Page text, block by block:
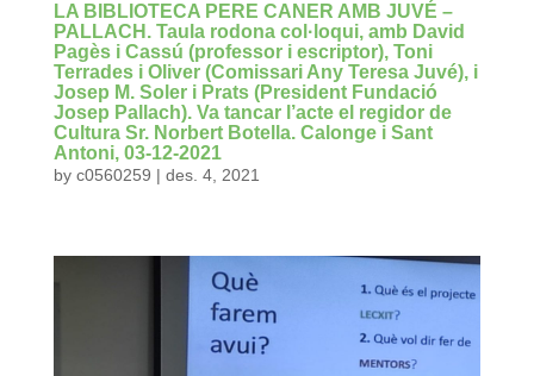
LA BIBLIOTECA PERE CANER AMB JUVÉ –
PALLACH. Taula rodona col·loqui, amb David
Pagès i Cassú (professor i escriptor), Toni
Terrades i Oliver (Comissari Any Teresa Juvé), i
Josep M. Soler i Prats (President Fundació
Josep Pallach). Va tancar l’acte el regidor de
Cultura Sr. Norbert Botella. Calonge i Sant
Antoni, 03-12-2021
by c0560259 | des. 4, 2021